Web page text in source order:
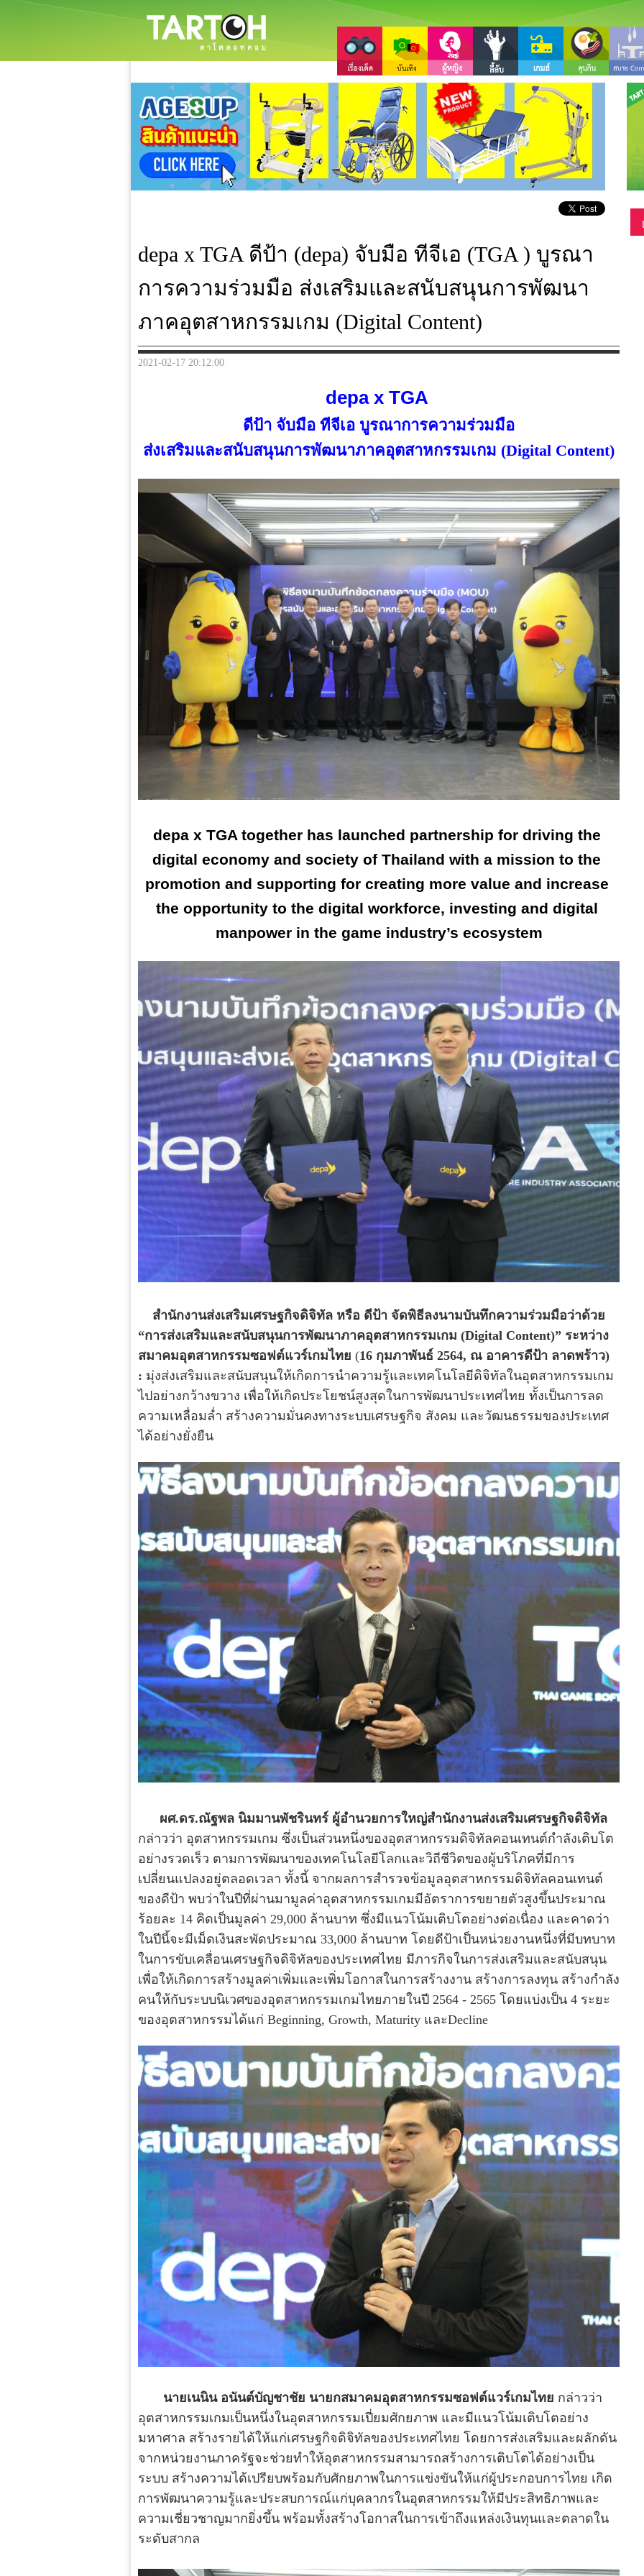
depa x TGA ดีป้า (depa) จับมือ ทีจีเอ (TGA ) บูรณา
การความร่วมมือ ส่งเสริมและสนับสนุนการพัฒนา
ภาคอุตสาหกรรมเกม (Digital Content)
2021-02-17 20:12:00
depa x TGA
ดีป้า จับมือ ทีจีเอ บูรณาการความร่วมมือ
ส่งเสริมและสนับสนุนการพัฒนาภาคอุตสาหกรรมเกม (Digital Content)
depa x TGA together has launched partnership for driving the
digital economy and society of Thailand with a mission to the
promotion and supporting for creating more value and increase
the opportunity to the digital workforce, investing and digital
manpower in the game industry’s ecosystem
สำนักงานส่งเสริมเศรษฐกิจดิจิทัล หรือ ดีป้า จัดพิธีลงนามบันทึกความร่วมมือว่าด้วย
“การส่งเสริมและสนับสนุนการพัฒนาภาคอุตสาหกรรมเกม (Digital Content)” ระหว่าง
สมาคมอุตสาหกรรมซอฟต์แวร์เกมไทย (16 กุมภาพันธ์ 2564, ณ อาคารดีป้า ลาดพร้าว)
: มุ่งส่งเสริมและสนับสนุนให้เกิดการนำความรู้และเทคโนโลยีดิจิทัลในอุตสาหกรรมเกม
ไปอย่างกว้างขวาง เพื่อให้เกิดประโยชน์สูงสุดในการพัฒนาประเทศไทย ทั้งเป็นการลด
ความเหลื่อมล่ำ สร้างความมั่นคงทางระบบเศรษฐกิจ สังคม และวัฒนธรรมของประเทศ
ได้อย่างยั่งยืน
ผศ.ดร.ณัฐพล นิมมานพัชรินทร์ ผู้อำนวยการใหญ่สำนักงานส่งเสริมเศรษฐกิจดิจิทัล
กล่าวว่า อุตสาหกรรมเกม ซึ่งเป็นส่วนหนึ่งของอุตสาหกรรมดิจิทัลคอนเทนต์กำลังเติบโต
อย่างรวดเร็ว ตามการพัฒนาของเทคโนโลยีโลกและวิถีชีวิตของผู้บริโภคที่มีการ
เปลี่ยนแปลงอยู่ตลอดเวลา ทั้งนี้ จากผลการสำรวจข้อมูลอุตสาหกรรมดิจิทัลคอนเทนต์
ของดีป้า พบว่าในปีที่ผ่านมามูลค่าอุตสาหกรรมเกมมีอัตราการขยายตัวสูงขึ้นประมาณ
ร้อยละ 14 คิดเป็นมูลค่า 29,000 ล้านบาท ซึ่งมีแนวโน้มเติบโตอย่างต่อเนื่อง และคาดว่า
ในปีนี้จะมีเม็ดเงินสะพัดประมาณ 33,000 ล้านบาท โดยดีป้าเป็นหน่วยงานหนึ่งที่มีบทบาท
ในการขับเคลื่อนเศรษฐกิจดิจิทัลของประเทศไทย มีภารกิจในการส่งเสริมและสนับสนุน
เพื่อให้เกิดการสร้างมูลค่าเพิ่มและเพิ่มโอกาสในการสร้างงาน สร้างการลงทุน สร้างกำลัง
คนให้กับระบบนิเวศของอุตสาหกรรมเกมไทยภายในปี 2564 - 2565 โดยแบ่งเป็น 4 ระยะ
ของอุตสาหกรรมได้แก่ Beginning, Growth, Maturity และDecline
นายเนนิน อนันต์บัญชาชัย นายกสมาคมอุตสาหกรรมซอฟต์แวร์เกมไทย กล่าวว่า
อุตสาหกรรมเกมเป็นหนึ่งในอุตสาหกรรมเปี่ยมศักยภาพ และมีแนวโน้มเติบโตอย่าง
มหาศาล สร้างรายได้ให้แก่เศรษฐกิจดิจิทัลของประเทศไทย โดยการส่งเสริมและผลักดัน
จากหน่วยงานภาครัฐจะช่วยทำให้อุตสาหกรรมสามารถสร้างการเติบโตได้อย่างเป็น
ระบบ สร้างความได้เปรียบพร้อมกับศักยภาพในการแข่งขันให้แก่ผู้ประกอบการไทย เกิด
การพัฒนาความรู้และประสบการณ์แก่บุคลากรในอุตสาหกรรมให้มีประสิทธิภาพและ
ความเชี่ยวชาญมากยิ่งขึ้น พร้อมทั้งสร้างโอกาสในการเข้าถึงแหล่งเงินทุนและตลาดใน
ระดับสากล